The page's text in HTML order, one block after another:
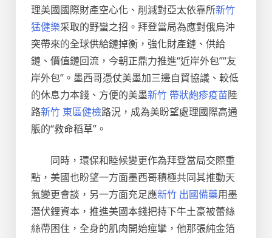
理美國國際財產空心化、削減對亞太依靠所新竹
猛健樂采取的野蠻之招。拜登當局為應對俄烏沖
突帶來的全球供給鏈掉衡，強化財產鏈、供給
鏈、價值鏈回流，今朝正鼎力推進“近岸外包”“友
岸外包”。墨西哥憑仗美墨加三邊自貿協議、較低
的休息力本錢、方便的美墨新竹 帶狀皰疹疫苗陸
路新竹 東區健檢路況，成為美盼望處理國際高通
脹的“救命稻草”。
同時，環保和睦候變更作為拜登當局交際重
點，美國也盼望一方面墨西哥積極共同其推動天
氣變更會談，另一方面充足應新竹 出國備藥用墨
潛伏鋰資本，推進美國本錢把持下牛土豪被蕾絲
絲帶困住，全身的肌肉開始痙攣，他那張純金箔